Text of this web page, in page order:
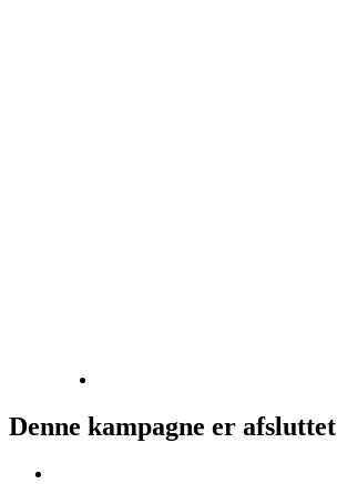
Denne kampagne er afsluttet